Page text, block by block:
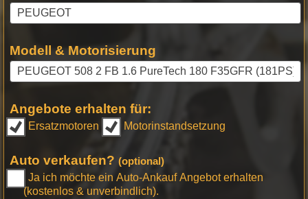
Modell & Motorisierung
Angebote erhalten für:
Ersatzmotoren Motorinstandsetzung
Auto verkaufen? (optional)
Ja ich möchte ein Auto-Ankauf Angebot erhalten
(kostenlos & unverbindlich).